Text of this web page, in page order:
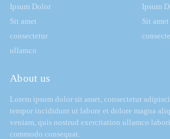
Ipsum Dolor
Sit amet
consectetur
ullamco
Ipsum
Sit amet
About us
Lorem ipsum dolor sit amet, consectetur
tempor incididunt ut labore et dolore magna
veniam, quis nostrud exercitation ullamco
commodo consequat.